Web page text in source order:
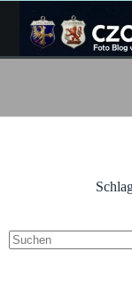
Inhalt
springen